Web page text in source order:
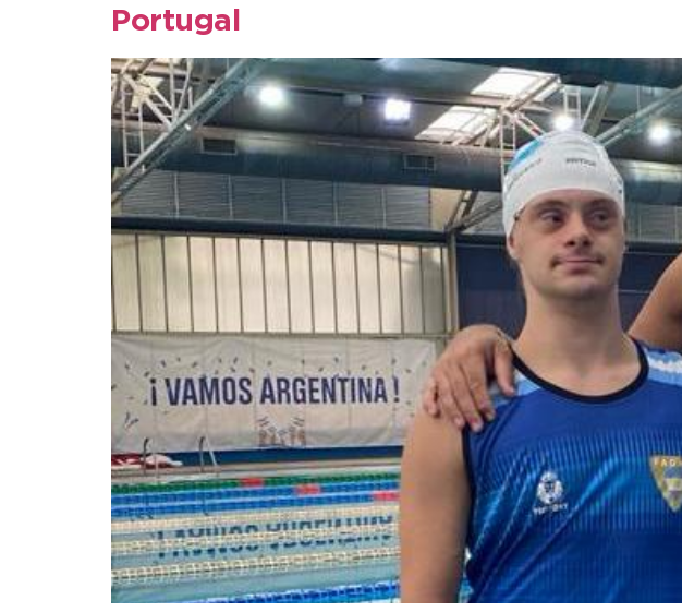
Portugal